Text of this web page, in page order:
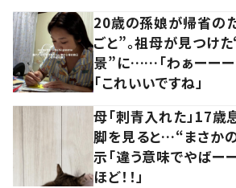
20歳の孫娘が帰省の
ごと”。祖母が見つけ
景”に……「わぁーーー
「これいいですね」
母「刺青入れた」17歳息
脚を見ると…“まさか
示「違う意味でやばーー
ほど！！」